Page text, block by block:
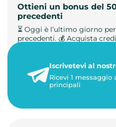
Ottieni un bonus del
precedenti
⏳ Oggi è l’ultimo giorno
precedenti. 💰 Acquista
23 maggio 2026
1 minuto di lettura
Iscrivetevi al
Ricevi 1
principali